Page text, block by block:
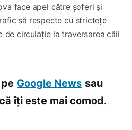
face apel către șoferi și
să respecte cu strictețe
de circulație la traversarea căii
Google News sau
îți este mai comod.